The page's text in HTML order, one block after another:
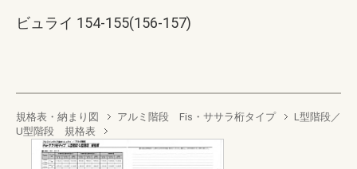
ビュライ 154-155(156-157)
規格表・納まり図 アルミ階段 Fis・ササラ桁タイプ
L型階段／
U型階段 規格表